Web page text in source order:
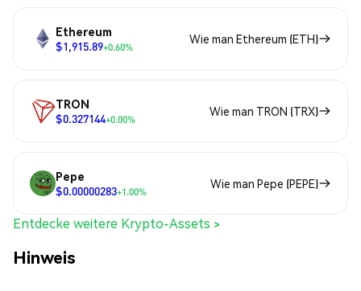
Ethereum
$1,915.89+0.60%
Wie man Ethereum (ETH)
TRON
$0.327144+0.00%
Wie man TRON (TRX)
Pepe
$0.00000283+1.00%
Wie man Pepe (PEPE)
Entdecke weitere Krypto-Assets >
Hinweis